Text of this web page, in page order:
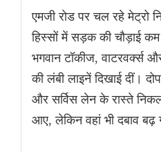
एमजी रोड पर चल रहे मेट्रो
हिस्सों में सड़क की चौड़ाई
भगवान टॉकीज, वाटरवर्क्स
की लंबी लाइनें दिखाई दीं।
और सर्विस लेन के रास्ते
आए, लेकिन वहां भी दबाव बढ़